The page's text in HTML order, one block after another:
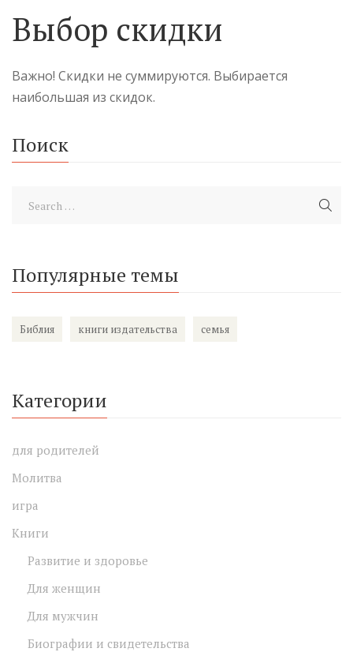
Выбор скидки
Важно! Скидки не суммируются. Выбирается
наибольшая из скидок.
Поиск
Популярные темы
Библия книги издательства семья
Категории
для родителей
Молитва
игра
Книги
Развитие и здоровье
Для женщин
Для мужчин
Биографии и свидетельства